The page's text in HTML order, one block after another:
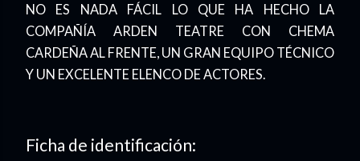
NO ES NADA FÁCIL LO QUE HA HECHO LA
COMPAÑÍA ARDEN TEATRE CON CHEMA
CARDEÑA AL FRENTE, UN GRAN EQUIPO TÉCNICO
Y UN EXCELENTE ELENCO DE ACTORES.
Ficha de identificación: